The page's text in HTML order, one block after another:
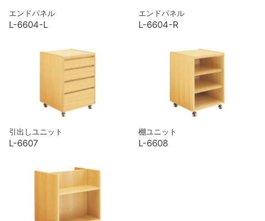
エンドパネル
L-6604-L
エンドパネル
L-6604-R
引出しユニット
L-6607
棚ユニット
L-6608